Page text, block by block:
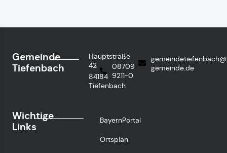
Gemeinde
Tiefenbach
Hauptstraße
42
84184
Tiefenbach
08709
9211-0
gemeinde.de
Wichtige
Links
BayernPortal
Ortsplan